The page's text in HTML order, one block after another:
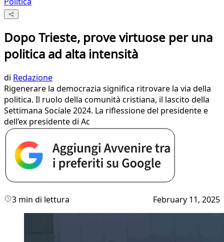
Dopo Trieste, prove virtuose per una
politica ad alta intensità
di Redazione
Rigenerare la democrazia significa ritrovare la via della
politica. Il ruolo della comunità cristiana, il lascito della
Settimana Sociale 2024. La riflessione del presidente e
dell’ex presidente di Ac
3 min di lettura February 11, 2025